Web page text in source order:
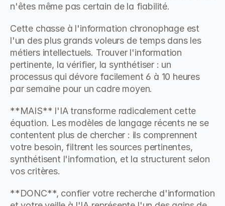
n'êtes même pas certain de la fiabilité.
Cette chasse à l'information chronophage est
l'un des plus grands voleurs de temps dans les
métiers intellectuels. Trouver l'information
pertinente, la vérifier, la synthétiser : un
processus qui dévore facilement 6 à 10 heures
par semaine pour un cadre moyen.
**MAIS** l'IA transforme radicalement cette
équation. Les modèles de langage récents ne se
contentent plus de chercher : ils comprennent
votre besoin, filtrent les sources pertinentes,
synthétisent l'information, et la structurent selon
vos critères.
**DONC**, confier votre recherche d'information